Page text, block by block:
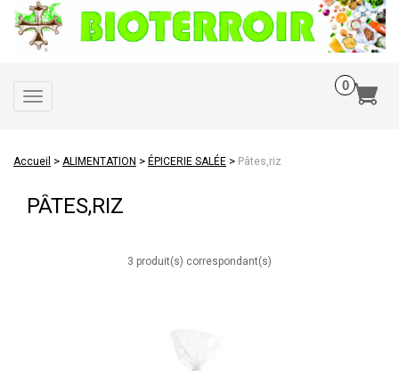
Toggle
navigation
Accueil > ALIMENTATION > ÉPICERIE SALÉE > Pâtes,riz
PÂTES,RIZ
3 produit(s) correspondant(s)